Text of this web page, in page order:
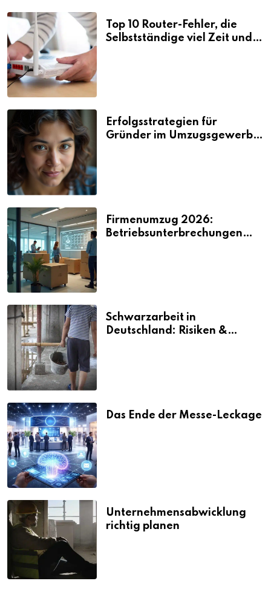
Top 10 Router-Fehler, die
Selbstständige viel Zeit und
Erfolgsstrategien für
Gründer im Umzugsgewerbe
Firmenumzug 2026:
Betriebsunterbrechungen
Schwarzarbeit in
Deutschland: Risiken &
Das Ende der Messe-Leckage
Unternehmensabwicklung
richtig planen